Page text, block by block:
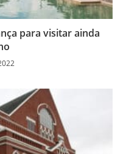
para visitar ainda